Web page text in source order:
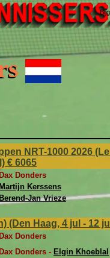
NRT-1000 2026
€ 6065
Dax Donders
Martijn Kerssens
Berend-Jan Vrieze
(Den Haag, 4 jul - 12
Dax Donders
Dax Donders - Elgin Khoeblal